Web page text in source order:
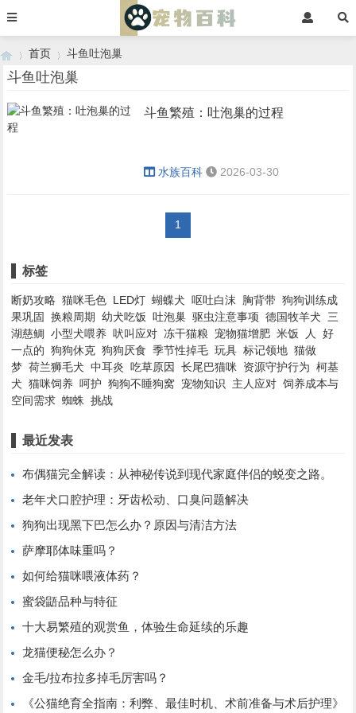
›
首页 斗鱼吐泡巢
斗鱼吐泡巢
斗鱼繁殖：吐泡巢的过程
水族百科 2026-03-30
1
标签
断奶攻略 猫咪毛色 LED灯 蝴蝶犬 呕吐白沫 胸背带 狗狗训练成
果巩固
换粮周期 幼犬吃饭 吐泡巢 驱虫注意事项 德国牧羊犬
三
湖慈鲷 小型犬喂养 吠叫应对 冻干猫粮 宠物猫增肥 米饭 人
好
一点的 狗狗休克 狗狗厌食 季节性掉毛 玩具 标记领地 猫做
梦 荷兰狮毛犬 中耳炎 吃草原因 长尾巴猫咪 资源守护行为 柯基
犬 猫咪饲养 呵护 狗狗不睡狗窝 宠物知识 主人应对 饲养成本与
空间需求 蜘蛛 挑战
最近发表
布偶猫完全解读：从神秘传说到现代家庭伴侣的蜕变之路。
老年犬口腔护理：牙齿松动、口臭问题解决
狗狗出现黑下巴怎么办？原因与清洁方法
萨摩耶体味重吗？
如何给猫咪喂液体药？
蜜袋鼯品种与特征
十大易繁殖的观赏鱼，体验生命延续的乐趣
龙猫便秘怎么办？
金毛/拉布拉多掉毛厉害吗？
《公猫绝育全指南：利弊、最佳时机、术前准备与术后护理》